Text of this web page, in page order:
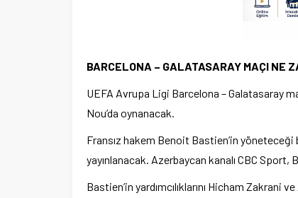
BARCELONA – GALATASARAY MAÇI NE
UEFA Avrupa Ligi Barcelona – Galatasaray
Nou’da oynanacak.
Fransız hakem Benoit Bastien’in
yayınlanacak. Azerbaycan kanalı CBC Sport,
Bastien’in yardımcılıklarını Hicham